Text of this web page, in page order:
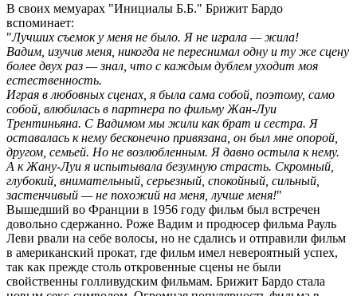
В своих мемуарах "Инициалы Б.Б." Брижит Бардо
вспоминает:
"Лучших съемок у меня не было. Я не играла — жила!
Вадим, изучив меня, никогда не переснимал одну и ту же сцену
более двух раз — знал, что с каждым дублем уходит моя
естественность.
Играя в любовных сценах, я была сама собой, поэтому, само
собой, влюбилась в партнера по фильму Жан-Луи
Трентиньяна. С Вадимом мы жили как брат и сестра. Я
оставалась к нему бесконечно привязана, он был мне опорой,
другом, семьей. Но не возлюбленным. Я давно остыла к нему.
А к Жану-Луи я испытывала безумную страсть. Скромный,
глубокий, внимательный, серьезный, спокойный, сильный,
застенчивый — не похожий на меня, лучше меня!"
Вышедший во Франции в 1956 году фильм был встречен
довольно сдержанно. Роже Вадим и продюсер фильма Рауль
Леви рвали на себе волосы, но не сдались и отправили фильм
в американский прокат, где фильм имел невероятный успех,
так как прежде столь откровенные сцены не были
свойственны голливудским фильмам. Брижит Бардо стала